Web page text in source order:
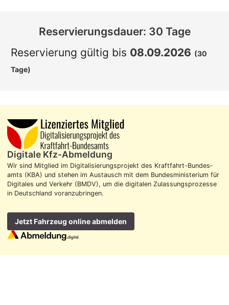
Reservierungsdauer: 30 Tage
Reservierung gültig bis 08.09.2026 (30
Tage)
Digitale Kfz-Abmeldung
Wir sind Mitglied im Digitalisierungs­projekt des Kraft­fahrt-Bundes­
amts (KBA) und stehen im Aus­tausch mit dem Bundes­ministerium für
Digitales und Verkehr (BMDV), um die digitalen Zulassungs­prozesse
in Deutschland voran­zubringen.
Jetzt Fahrzeug online abmelden